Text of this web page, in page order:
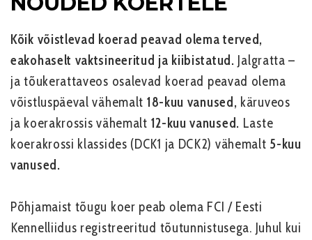
Kõik võistlevad koerad peavad olema terved,
eakohaselt vaktsineeritud ja kiibistatud. Jalgratta –
ja tõukerattaveos osalevad koerad peavad olema
võistluspäeval vähemalt 18-kuu vanused, käruveos
ja koerakrossis vähemalt 12-kuu vanused. Laste
koerakrossi klassides (DCK1 ja DCK2) vähemalt 5-kuu
vanused.
Põhjamaist tõugu koer peab olema FCI / Eesti
Kennelliidus registreeritud tõutunnistusega. Juhul kui